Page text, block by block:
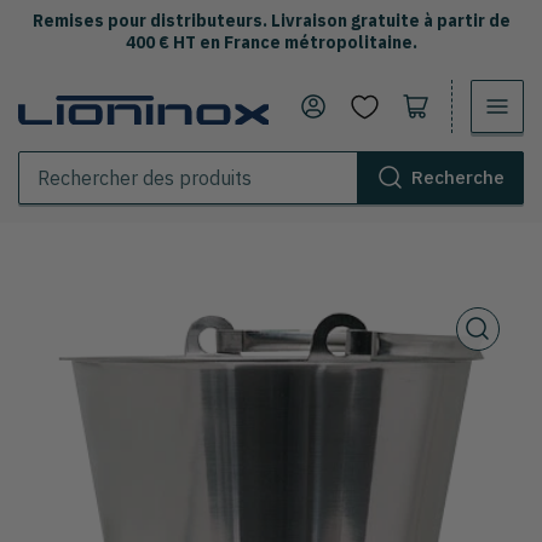
Remises pour distributeurs. Livraison gratuite à partir de
400 € HT en France métropolitaine.
Rechercher
Recherche
Se connecter Ouvrir le panier